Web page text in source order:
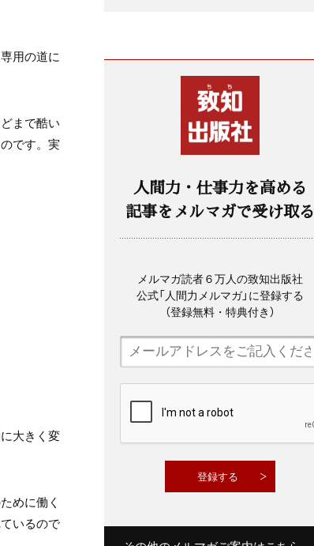
用の道に
まで酷い
です。実
大きく変
めに働く
いるので
人間力・仕事力を高める
記事をメルマガで受け取る
メルマガ読者６万人の致知出版社
公式「人間力メルマガ」に登録する
（登録無料・特典付き）